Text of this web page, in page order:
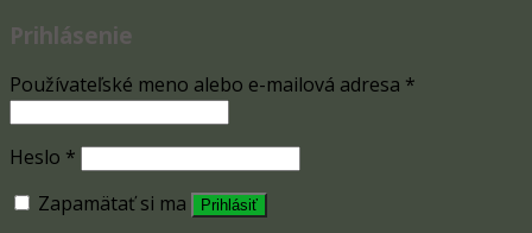
Prihlásenie
Používateľské meno alebo e-mailová adresa *
Heslo *
Zapamätať si ma
Prihlásiť